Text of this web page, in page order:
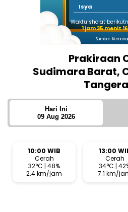
Isya
Waktu sholat
1 jam 35 menit
Sumber:
Prakiraan
Sudimara Barat,
Hari Ini
09 Aug 2026
10:00 WIB
Cerah
32°C | 48%
2.4 km/jam
13:00
Cerah
34°C |
7.1 km/